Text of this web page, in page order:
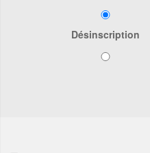
Désinscription